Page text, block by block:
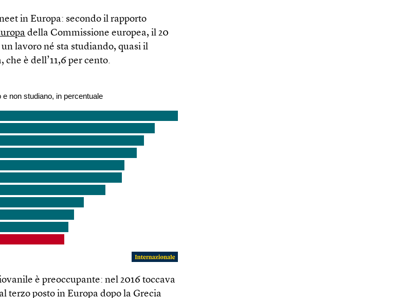
in Europa: secondo il rapporto
della Commissione europea, il 20
lavoro né sta studiando, quasi il
è dell’11,6 per cento.
è preoccupante: nel 2016 toccava
terzo posto in Europa dopo la Grecia